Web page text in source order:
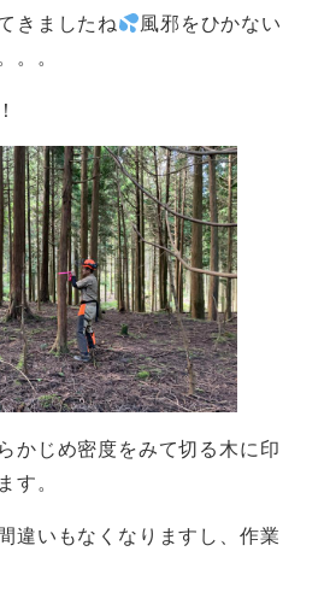
きましたね
風邪をひかない
。。
かじめ密度をみて切る木に印
す。
違いもなくなりますし、作業